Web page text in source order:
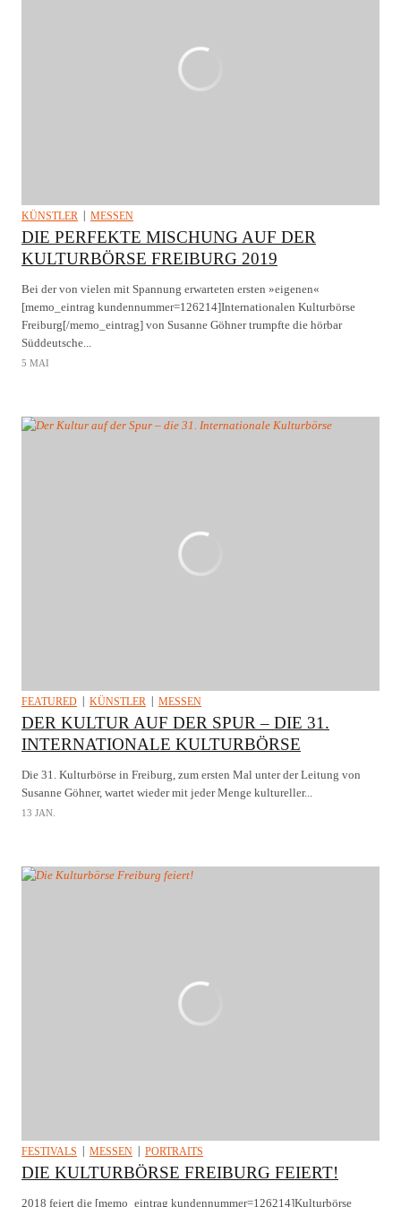
KÜNSTLER MESSEN
DIE PERFEKTE MISCHUNG AUF DER
KULTURBÖRSE FREIBURG 2019
Bei der von vielen mit Spannung erwarteten ersten »eigenen«
[memo_eintrag kundennummer=126214]Internationalen Kulturbörse
Freiburg[/memo_eintrag] von Susanne Göhner trumpfte die hörbar
Süddeutsche...
5 MAI
FEATURED KÜNSTLER MESSEN
DER KULTUR AUF DER SPUR – DIE 31.
INTERNATIONALE KULTURBÖRSE
Die 31. Kulturbörse in Freiburg, zum ersten Mal unter der Leitung von
Susanne Göhner, wartet wieder mit jeder Menge kultureller...
13 JAN.
FESTIVALS MESSEN PORTRAITS
DIE KULTURBÖRSE FREIBURG FEIERT!
2018 feiert die [memo_eintrag kundennummer=126214]Kulturbörse